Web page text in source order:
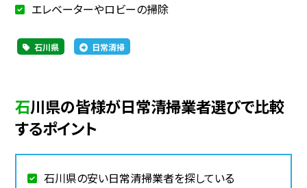
エレベーターやロビーの掃除
石川県 日常清掃
石川県の皆様が日常清掃業者選びで比較
するポイント
石川県の安い日常清掃業者を探している